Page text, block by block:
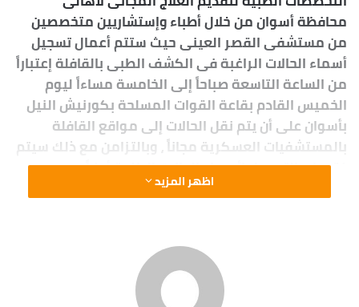
محافظة أسوان من خلال أطباء وإستشاريين متخصصين
من مستشفى القصر العينى حيث ستتم أعمال تسجيل
أسماء الحالات الراغبة فى الكشف الطبى بالقافلة إعتباراً
من الساعة التاسعة صباحاً إلى الخامسة مساءاً ليوم
الخميس القادم بقاعة القوات المسلحة بكورنيش النيل
بأسوان على أن يتم نقل الحالات إلى مواقع القافلة
بالمستشفيات العسكرية مجاناً ، وبالتزامن مع ذلك سيتم
فتح باب التسجيل لأسماء الحالات الراغبة أيضاً
بالمستشفيات التابعة لمديرية الشئون الصحية بمختلف
اظهر المزيد